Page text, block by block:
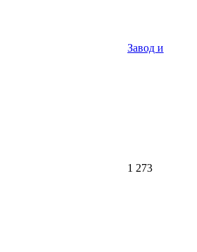
Завод и
1 273